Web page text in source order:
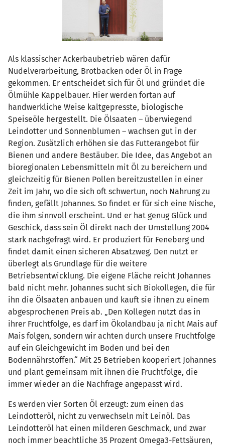
Als klassischer Ackerbaubetrieb wären dafür
Nudelverarbeitung, Brotbacken oder Öl in Frage
gekommen. Er entscheidet sich für Öl und gründet die
Ölmühle Kappelbauer. Hier werden fortan auf
handwerkliche Weise kaltgepresste, biologische
Speiseöle hergestellt. Die Ölsaaten – überwiegend
Leindotter und Sonnenblumen – wachsen gut in der
Region. Zusätzlich erhöhen sie das Futterangebot für
Bienen und andere Bestäuber. Die Idee, das Angebot an
bioregionalen Lebensmitteln mit Öl zu bereichern und
gleichzeitig für Bienen Pollen bereitzustellen in einer
Zeit im Jahr, wo die sich oft schwertun, noch Nahrung zu
finden, gefällt Johannes. So findet er für sich eine Nische,
die ihm sinnvoll erscheint. Und er hat genug Glück und
Geschick, dass sein Öl direkt nach der Umstellung 2004
stark nachgefragt wird. Er produziert für Feneberg und
findet damit einen sicheren Absatzweg. Den nutzt er
überlegt als Grundlage für die weitere
Betriebsentwicklung. Die eigene Fläche reicht Johannes
bald nicht mehr. Johannes sucht sich Biokollegen, die für
ihn die Ölsaaten anbauen und kauft sie ihnen zu einem
abgesprochenen Preis ab. „Den Kollegen nutzt das in
ihrer Fruchtfolge, es darf im Ökolandbau ja nicht Mais auf
Mais folgen, sondern wir achten durch unsere Fruchtfolge
auf ein Gleichgewicht im Boden und bei den
Bodennährstoffen.“ Mit 25 Betrieben kooperiert Johannes
und plant gemeinsam mit ihnen die Fruchtfolge, die
immer wieder an die Nachfrage angepasst wird.
Es werden vier Sorten Öl erzeugt: zum einen das
Leindotteröl, nicht zu verwechseln mit Leinöl. Das
Leindotteröl hat einen milderen Geschmack, und zwar
noch immer beachtliche 35 Prozent Omega3-Fettsäuren,